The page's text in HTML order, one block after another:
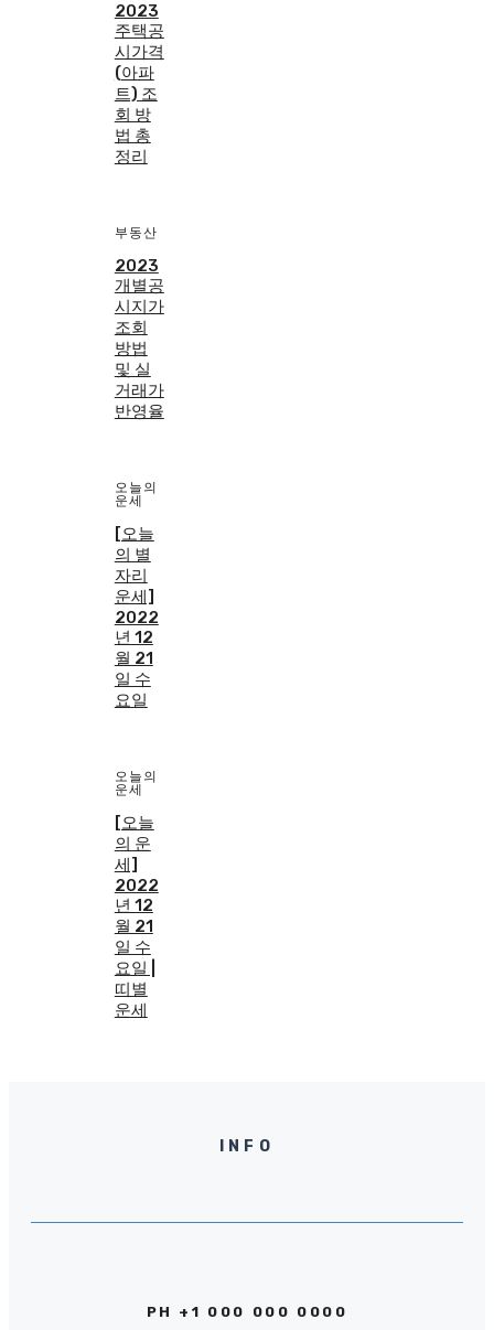
2023
주택공
시가격
(아파
트) 조
회 방
법 총
정리
부동산
2023
개별공
시지가
조회
방법
및 실
거래가
반영율
오늘의
운세
[오늘
의 별
자리
운세]
2022
년 12
월 21
일 수
요일
오늘의
운세
[오늘
의 운
세]
2022
년 12
월 21
일 수
요일 |
띠별
운세
INFO
PH +1 000 000 0000